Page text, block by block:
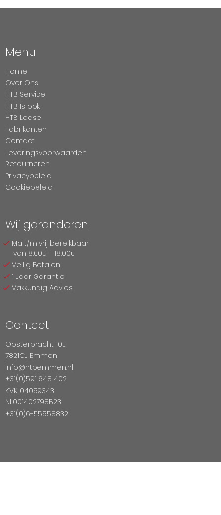
Menu
Home
Over Ons
HTB Service
HTB Is ook
HTB Lease
Fabrikanten
Contact
Leveringsvoorwaarden
Retourneren
Privacybeleid
Cookiebeleid
Wij garanderen
Ma t/m vrij bereikbaar
van 8:00u - 18:00u
Veilig Betalen
1 Jaar Garantie
Vakkundig Advies
Contact
Oosterbracht 10E
7821CJ Emmen
info@htbemmen.nl
+31(0)591 648 402
KVK 04059343
NL001402798B23
+31(0)6-55558832